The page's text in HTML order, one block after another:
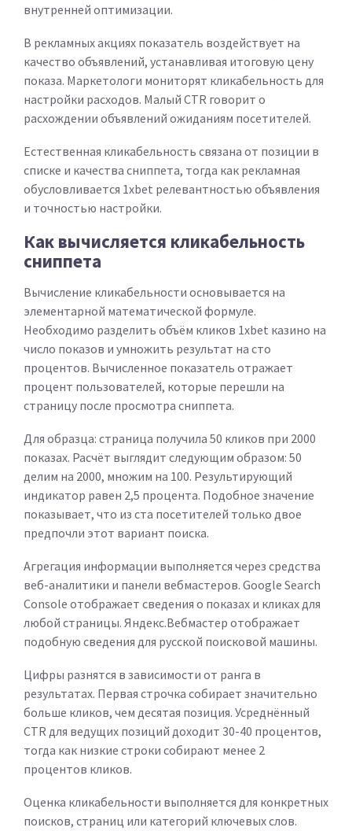
внутренней оптимизации.
В рекламных акциях показатель воздействует на
качество объявлений, устанавливая итоговую цену
показа. Маркетологи мониторят кликабельность для
настройки расходов. Малый CTR говорит о
расхождении объявлений ожиданиям посетителей.
Естественная кликабельность связана от позиции в
списке и качества сниппета, тогда как рекламная
обусловливается 1xbet релевантностью объявления
и точностью настройки.
Как вычисляется кликабельность
сниппета
Вычисление кликабельности основывается на
элементарной математической формуле.
Необходимо разделить объём кликов 1xbet казино на
число показов и умножить результат на сто
процентов. Вычисленное показатель отражает
процент пользователей, которые перешли на
страницу после просмотра сниппета.
Для образца: страница получила 50 кликов при 2000
показах. Расчёт выглядит следующим образом: 50
делим на 2000, множим на 100. Результирующий
индикатор равен 2,5 процента. Подобное значение
показывает, что из ста посетителей только двое
предпочли этот вариант поиска.
Агрегация информации выполняется через средства
веб-аналитики и панели вебмастеров. Google Search
Console отображает сведения о показах и кликах для
любой страницы. Яндекс.Вебмастер отображает
подобную сведения для русской поисковой машины.
Цифры разнятся в зависимости от ранга в
результатах. Первая строчка собирает значительно
больше кликов, чем десятая позиция. Усреднённый
CTR для ведущих позиций доходит 30-40 процентов,
тогда как низкие строки собирают менее 2
процентов кликов.
Оценка кликабельности выполняется для конкретных
поисков, страниц или категорий ключевых слов.